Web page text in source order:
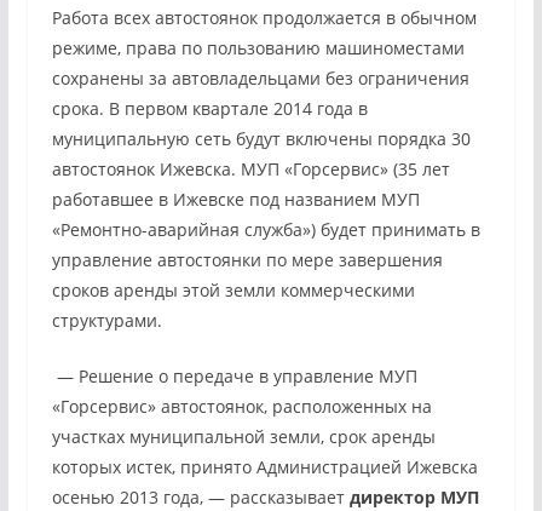
Работа всех автостоянок продолжается в обычном
режиме, права по пользованию машиноместами
сохранены за автовладельцами без ограничения
срока. В первом квартале 2014 года в
муниципальную сеть будут включены порядка 30
автостоянок Ижевска. МУП «Горсервис» (35 лет
работавшее в Ижевске под названием МУП
«Ремонтно-аварийная служба») будет принимать в
управление автостоянки по мере завершения
сроков аренды этой земли коммерческими
структурами.
— Решение о передаче в управление МУП
«Горсервис» автостоянок, расположенных на
участках муниципальной земли, срок аренды
которых истек, принято Администрацией Ижевска
осенью 2013 года, — рассказывает директор МУП